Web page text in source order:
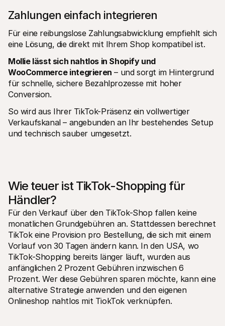
Zahlungen einfach integrieren
Für eine reibungslose Zahlungsabwicklung empfiehlt sich
eine Lösung, die direkt mit Ihrem Shop kompatibel ist.
Mollie lässt sich nahtlos in Shopify und
WooCommerce integrieren – und sorgt im Hintergrund
für schnelle, sichere Bezahlprozesse mit hoher
Conversion.
So wird aus Ihrer TikTok-Präsenz ein vollwertiger
Verkaufskanal – angebunden an Ihr bestehendes Setup
und technisch sauber umgesetzt.
Wie teuer ist TikTok-Shopping für
Händler?
Für den Verkauf über den TikTok-Shop fallen keine
monatlichen Grundgebühren an. Stattdessen berechnet
TikTok eine Provision pro Bestellung, die sich mit einem
Vorlauf von 30 Tagen ändern kann. In den USA, wo
TikTok-Shopping bereits länger läuft, wurden aus
anfänglichen 2 Prozent Gebühren inzwischen 6
Prozent. Wer diese Gebühren sparen möchte, kann eine
alternative Strategie anwenden und den eigenen
Onlineshop nahtlos mit TiokTok verknüpfen.